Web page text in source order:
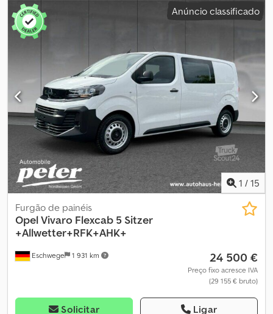
Anúncio classificado
1 / 15
Eschwege 1 931 km
Furgão de painéis
OpelVivaro Flexcab 5 Sitzer
+Allwetter+RFK+AHK+
24 500 €
Preço fixo acresce IVA
(29 155 € bruto)
Solicitar Ligar